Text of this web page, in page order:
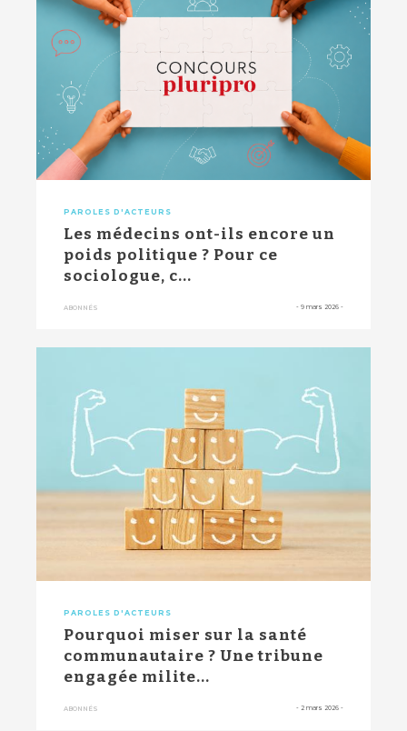
PAROLES D'ACTEURS
Les médecins ont-ils encore un
poids politique ? Pour ce
sociologue, c...
ABONNÉS - 9 mars 2026 -
PAROLES D'ACTEURS
Pourquoi miser sur la santé
communautaire ? Une tribune
engagée milite...
ABONNÉS - 2 mars 2026 -